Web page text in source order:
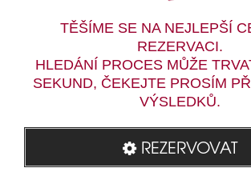
TĚŠÍME SE NA NEJLEPŠÍ
REZERVACI.
HLEDÁNÍ PROCES MŮŽE
SEKUND, ČEKEJTE PROSÍM
VÝSLEDKŮ.
REZERVOVAT